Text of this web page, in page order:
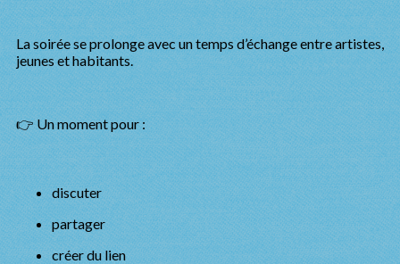
La soirée se prolonge avec un temps d’échange entre artistes,
jeunes et habitants.
👉 Un moment pour :
discuter
partager
créer du lien